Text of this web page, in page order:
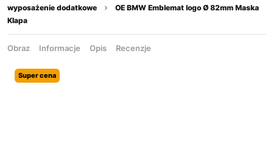
wyposażenie dodatkowe
OE BMW Emblemat logo Ø 82mm Maska
Klapa
Obraz Informacje Opis Recenzje
Super cena